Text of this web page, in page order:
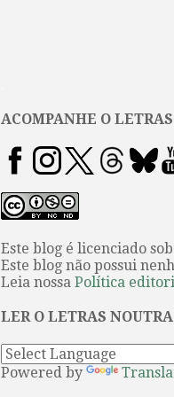
ACOMPANHE O
Este blog é licenciado
Este blog não possui
Leia nossa Política
LER O LETRAS
Powered by